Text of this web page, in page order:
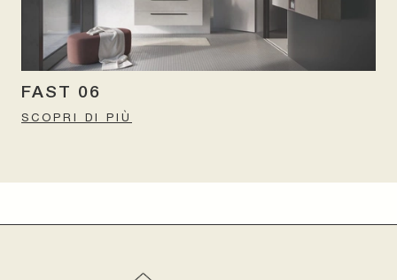
FAST 06
SCOPRI DI PIÙ